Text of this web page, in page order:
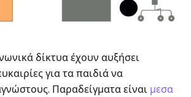
δίκτυα έχουν αυξήσει
για τα παιδιά να
Παραδείγματα είναι μεσα